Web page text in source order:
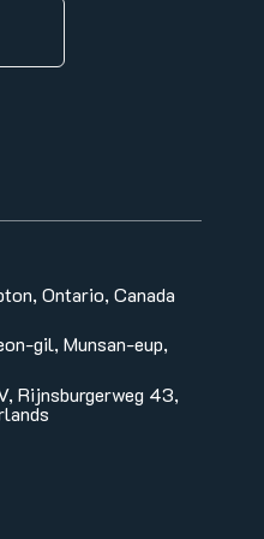
Ontario, Canada
gil, Munsan-eup,
Rijnsburgerweg 43,